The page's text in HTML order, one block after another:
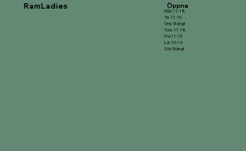
RamLadies
Mån 11-18
Tis 11-15
Ons Stängt
Tors 11-18
Fre 11-15
Lör 10-14
Sön Stängt
Öppna